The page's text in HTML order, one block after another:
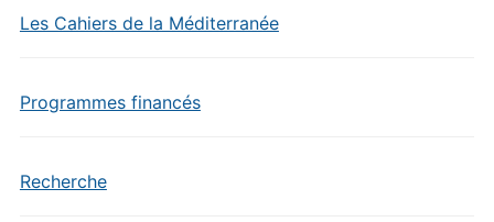
Les Cahiers de la Méditerranée
Programmes financés
Recherche